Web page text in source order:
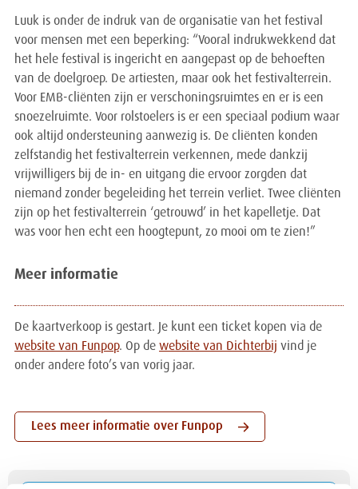
Luuk is onder de indruk van de organisatie van het festival
voor mensen met een beperking: “Vooral indrukwekkend dat
het hele festival is ingericht en aangepast op de behoeften
van de doelgroep. De artiesten, maar ook het festivalterrein.
Voor EMB-cliënten zijn er verschoningsruimtes en er is een
snoezelruimte. Voor rolstoelers is er een speciaal podium waar
ook altijd ondersteuning aanwezig is. De cliënten konden
zelfstandig het festivalterrein verkennen, mede dankzij
vrijwilligers bij de in- en uitgang die ervoor zorgden dat
niemand zonder begeleiding het terrein verliet. Twee cliënten
zijn op het festivalterrein ‘getrouwd’ in het kapelletje. Dat
was voor hen echt een hoogtepunt, zo mooi om te zien!”
Meer informatie
De kaartverkoop is gestart. Je kunt een ticket kopen via de
website van Funpop. Op de website van Dichterbij vind je
onder andere foto’s van vorig jaar.
Lees meer informatie over Funpop